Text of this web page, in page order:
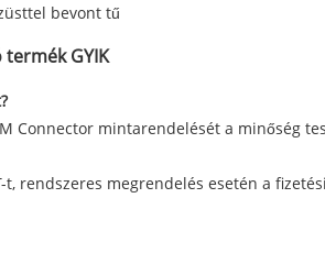
bevont tű
termék GYIK
Connector mintarendelését a minőség
rendszeres megrendelés esetén a